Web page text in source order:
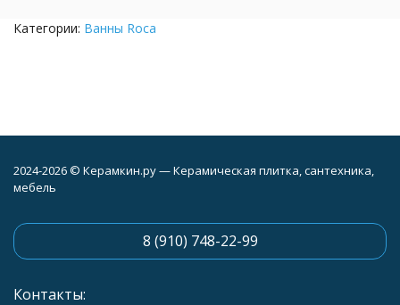
Категории: Ванны Roca
2024-2026 © Керамкин.ру — Керамическая плитка, сантехника,
мебель
8 (910) 748-22-99
Контакты: